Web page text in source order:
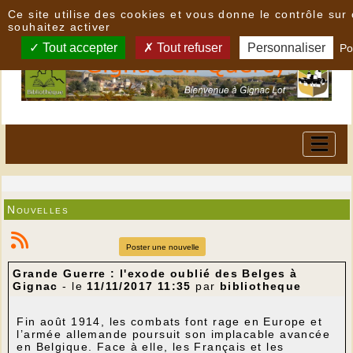
Nouvelles
Poster une nouvelle
Grande Guerre : l'exode oublié des Belges à
Gignac - le11/11/2017 11:35 par bibliotheque
Fin août 1914, les combats font rage en Europe et
l’armée allemande poursuit son implacable avancée
en Belgique. Face à elle, les Français et les
Ce site utilise des cookies et vous donne le contrôle sur
souhaitez activer
Tout accepter Tout refuser Personnaliser